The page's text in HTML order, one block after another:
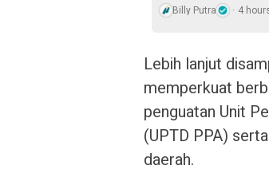
Billy Putra 4
Lebih lanjut
memperkuat
penguatan Unit
(UPTD PPA)
daerah.